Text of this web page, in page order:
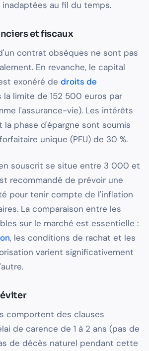
au fil du temps.
et fiscaux
contrat obsèques ne sont pas
En revanche, le capital
exonéré de droits de
la limite de 152 500 euros par
l'assurance-vie). Les intérêts
la phase d'épargne sont soumis
unique (PFU) de 30 %.
souscrit se situe entre 3 000 et
recommandé de prévoir une
pour tenir compte de l'inflation
La comparaison entre les
sur le marché est essentielle :
, les conditions de rachat et les
varient significativement
éviter
comportent des clauses
de carence de 1 à 2 ans (pas de
de décès naturel pendant cette